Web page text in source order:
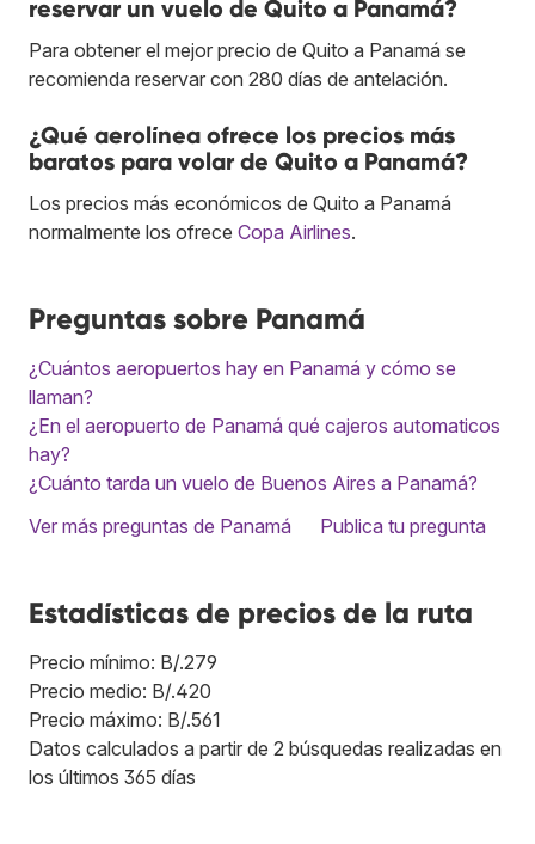
reservar un vuelo de Quito a Panamá?
Para obtener el mejor precio de Quito a Panamá se
recomienda reservar con 280 días de antelación.
¿Qué aerolínea ofrece los precios más
baratos para volar de Quito a Panamá?
Los precios más económicos de Quito a Panamá
normalmente los ofrece Copa Airlines.
Preguntas sobre Panamá
¿Cuántos aeropuertos hay en Panamá y cómo se
llaman?
¿En el aeropuerto de Panamá qué cajeros automaticos
hay?
¿Cuánto tarda un vuelo de Buenos Aires a Panamá?
Ver más preguntas de Panamá
Publica tu pregunta
Estadísticas de precios de la ruta
Precio mínimo: B/.279
Precio medio: B/.420
Precio máximo: B/.561
Datos calculados a partir de 2 búsquedas realizadas en
los últimos 365 días